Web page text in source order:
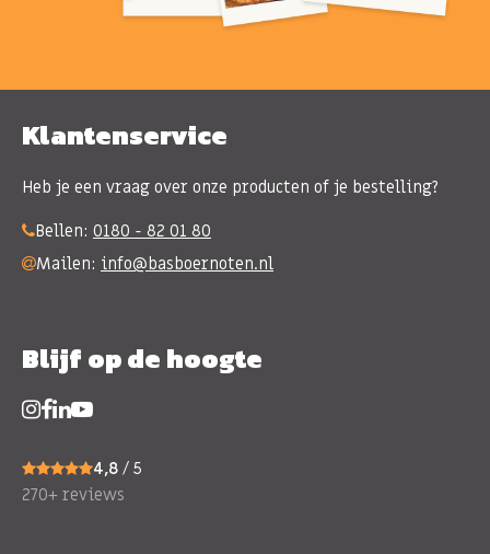
Klantenservice
Heb je een vraag over onze producten of je bestelling?
Bellen: 0180 - 82 01 80
Mailen: info@basboernoten.nl
Blijf op de hoogte
4,8 / 5
270+ reviews